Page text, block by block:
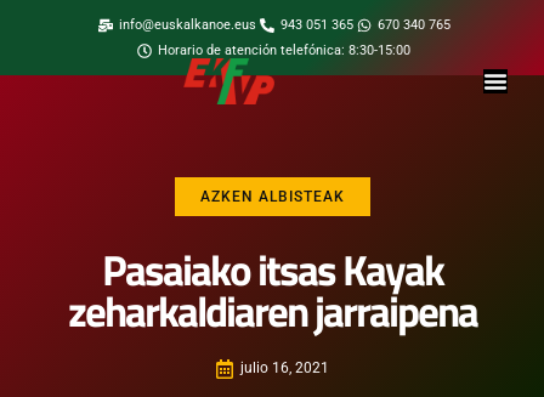
info@euskalkanoe.eus 943 051 365
670 340 765
Horario de atención telefónica: 8:30-15:00
AZKEN ALBISTEAK
Pasaiako itsas Kayak
zeharkaldiaren jarraipena
julio 16, 2021